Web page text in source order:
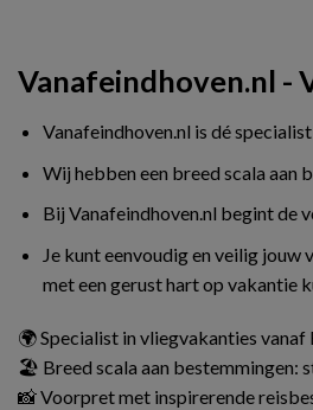
Vanafeindhoven.nl -
Vanafeindhoven.nl is dé
Wij hebben een breed scala aan
Bij Vanafeindhoven.nl begint de
Je kunt eenvoudig en veilig
met een gerust hart op vakantie
🌍 Specialist in vliegvakanties
🏖️ Breed scala aan bestemmingen:
📸 Voorpret met inspirerende